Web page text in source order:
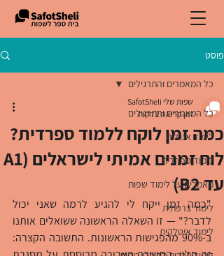
פוסט
כל המאמרים והתרגילים
לימוד אנגלית
לימוד ספרדית
מאמרים על לימוד שפות
לימוד צרפתית
לימוד איטלקית
כל המאמרים והתרגילים
כמה זמן לוקח ללמוד ספרדית?
לוח זמנים אמיתי לישראלים (A1
עד B2)
שפות שלי SafotSheli
זמן קריאה 2 דקות